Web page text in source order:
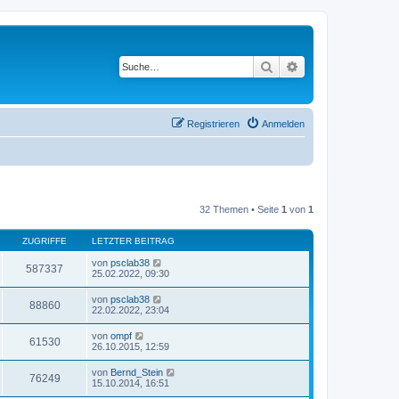
Suche
Anmelden
Registrieren
32 Themen • Seite 1 von 1
ZUGRIFFE LETZTER BEITRAG
587337 von psclab38
25.02.2022, 09:30
88860 von psclab38
22.02.2022, 23:04
61530 von ompf
26.10.2015, 12:59
76249 von Bernd_Stein
15.10.2014, 16:51